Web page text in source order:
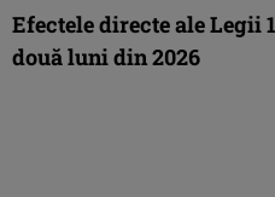
Efectele directe ale Legii
două luni din 2026